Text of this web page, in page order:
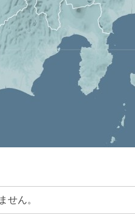
せん。